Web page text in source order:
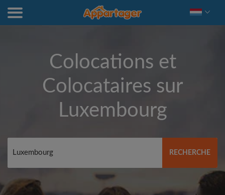
Colocations et
Colocataires sur
Luxembourg
RECHERCHE